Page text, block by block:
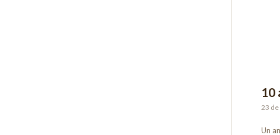
10
23
Un